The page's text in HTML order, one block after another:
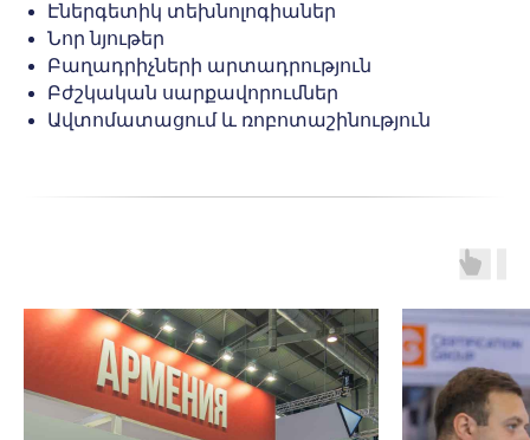
Էներգետիկ տեխնոլոգիաներ
Նոր նյութեր
Բաղադրիչների արտադրություն
Բժշկական սարքավորումներ
Ավտոմատացում և ռոբոտաշինություն